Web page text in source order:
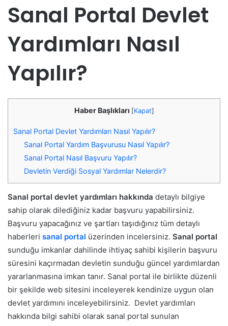
Sanal Portal Devlet
Yardımları Nasıl
Yapılır?
Haber Başlıkları [Kapat]
Sanal Portal Devlet Yardımları Nasıl Yapılır?
Sanal Portal Yardım Başvurusu Nasıl Yapılır?
Sanal Portal Nasıl Başvuru Yapılır?
Devletin Verdiği Sosyal Yardımlar Nelerdir?
Sanal portal devlet yardımları hakkında detaylı bilgiye
sahip olarak dilediğiniz kadar başvuru yapabilirsiniz.
Başvuru yapacağınız ve şartları taşıdığınız tüm detaylı
haberleri sanal portal üzerinden incelersiniz. Sanal portal
sunduğu imkanlar dahilinde ihtiyaç sahibi kişilerin başvuru
süresini kaçırmadan devletin sunduğu güncel yardımlardan
yararlanmasına imkan tanır. Sanal portal ile birlikte düzenli
bir şekilde web sitesini inceleyerek kendinize uygun olan
devlet yardımını inceleyebilirsiniz. Devlet yardımları
hakkında bilgi sahibi olarak sanal portal sunulan